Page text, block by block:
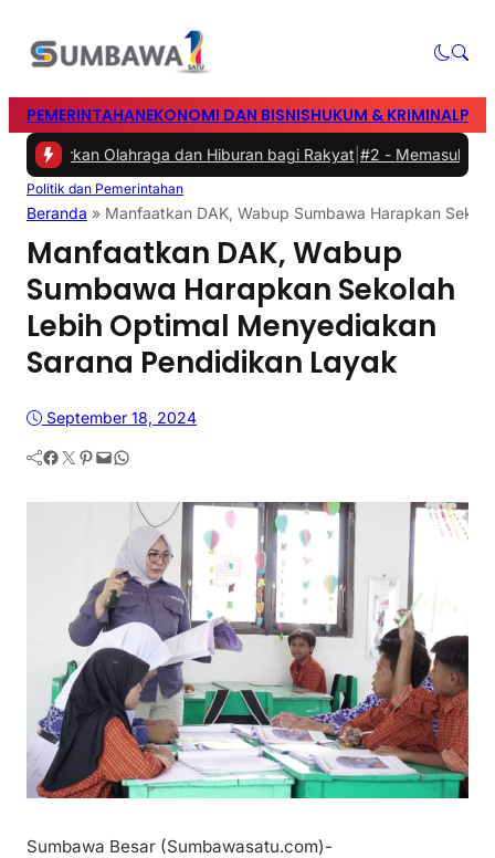
PEMERINTAHANEKONOMI DAN BISNISHUKUM & KRIMINAL
Olahraga dan Hiburan bagi Rakyat|#2 - Memasuki Malam
Politik dan Pemerintahan
Beranda » Manfaatkan DAK, Wabup Sumbawa Harapkan
Manfaatkan DAK, Wabup
Sumbawa Harapkan Sekolah
Lebih Optimal Menyediakan
Sarana Pendidikan Layak
September 18, 2024
Facebook Twitter Pinterest Mail WhatsApp
Sumbawa Besar (Sumbawasatu.com)-